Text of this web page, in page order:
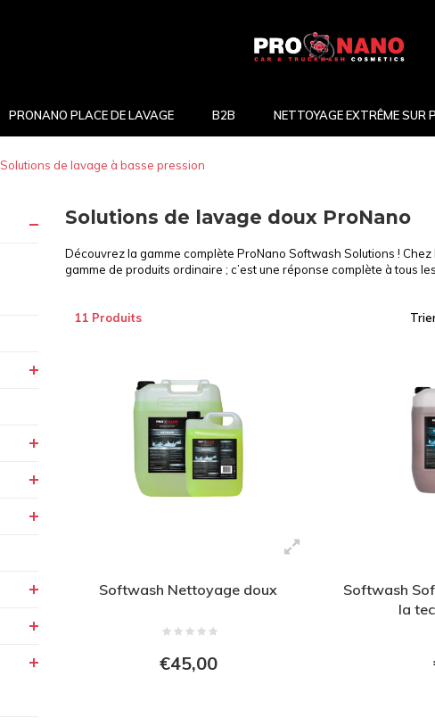
PRONANO PLACE DE LAVAGE B2B NETTOYAGE EXTRÊME SUR
Solutions de lavage à basse pression
Solutions de lavage doux ProNano
Découvrez la gamme complète ProNano Softwash Solutions !
gamme de produits ordinaire ; c’est une réponse complète à tous
11 Produits
Softwash Nettoyage doux
€45,00
Softwash
la